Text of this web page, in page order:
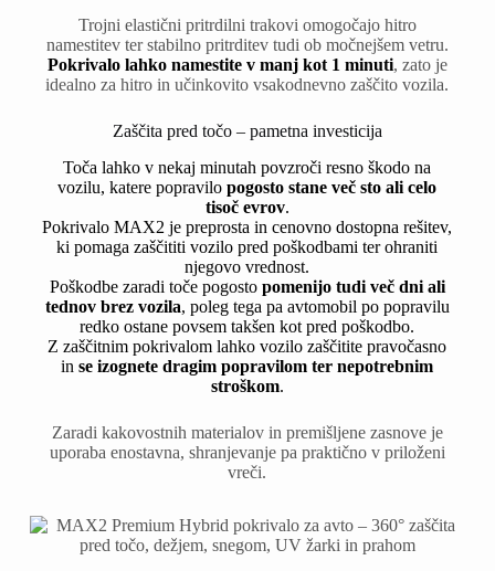
Trojni elastični pritrdilni trakovi omogočajo hitro
namestitev ter stabilno pritrditev tudi ob močnejšem vetru.
Pokrivalo lahko namestite v manj kot 1 minuti, zato je
idealno za hitro in učinkovito vsakodnevno zaščito vozila.
Zaščita pred točo – pametna investicija
Toča lahko v nekaj minutah povzroči resno škodo na
vozilu, katere popravilopogosto stane več sto ali celo
tisoč evrov.
Pokrivalo MAX2 je preprosta in cenovno dostopna rešitev,
ki pomaga zaščititi vozilo pred poškodbami ter ohraniti
njegovo vrednost.
Poškodbe zaradi toče pogosto pomenijo tudi več dni ali
tednov brez vozila, poleg tega pa avtomobil po popravilu
redko ostane povsem takšen kot pred poškodbo.
Z zaščitnim pokrivalom lahko vozilo zaščitite pravočasno
inse izognete dragim popravilom ter nepotrebnim
stroškom.
Zaradi kakovostnih materialov in premišljene zasnove je
uporaba enostavna, shranjevanje pa praktično v priloženi
vreči.